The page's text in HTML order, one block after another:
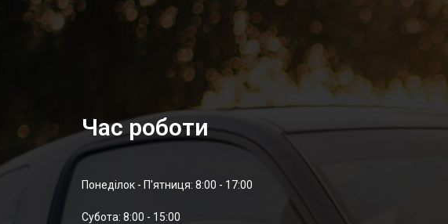
Час роботи
Понеділок - П'ятниця: 8:00 - 17:00
Суботa: 8:00 - 15:00